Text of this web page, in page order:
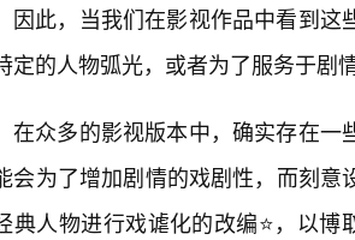
因此，当我们在影视作品中看到
定的人物弧光，或者为了服务于剧
在众多的影视版本中，确实存在一
会为了增加剧情的戏剧性，而刻
典人物进行戏谑化的改编⭐，以